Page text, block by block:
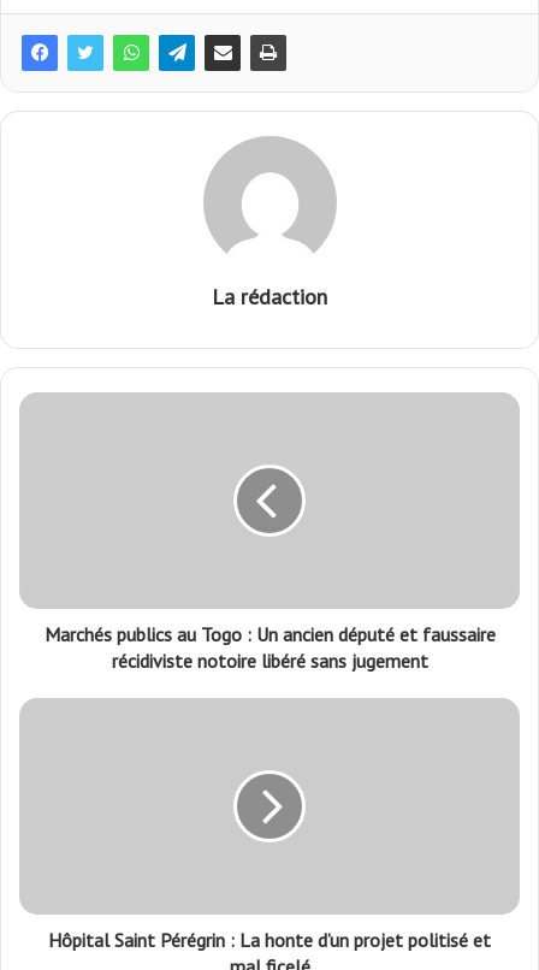
La rédaction
Marchés publics au Togo : Un ancien député et faussaire
récidiviste notoire libéré sans jugement
Hôpital Saint Pérégrin : La honte d’un projet politisé et